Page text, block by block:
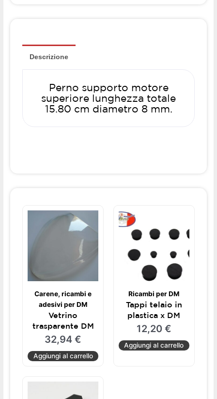
Descrizione
Perno supporto motore
superiore lunghezza totale
15.80 cm diametro 8 mm.
Carene, ricambi e
adesivi per DM
Vetrino
trasparente DM
32,94€
Aggiungi al carrello
Ricambi per DM
Tappi telaio in
plastica x DM
12,20 €
Aggiungi al carrello